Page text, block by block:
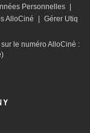
Personnelles
AlloCiné
Gérer Utiq
le numéro AlloCiné :